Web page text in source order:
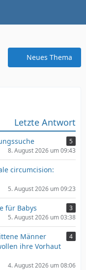
Neues Thema
Letzte Antwort
5
8. August 2026 um 09:43
circumcision:
5. August 2026 um 09:23
für Babys
3
5. August 2026 um 03:38
Männer
ihre Vorhaut
4
4. August 2026 um 08:06